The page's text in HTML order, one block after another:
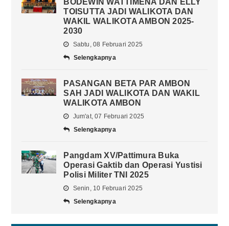
TOISUTTA JADI WALIKOTA DAN
WAKIL WALIKOTA AMBON 2025-
2030
Sabtu, 08 Februari 2025
Selengkapnya
PASANGAN BETA PAR AMBON
SAH JADI WALIKOTA DAN WAKIL
WALIKOTA AMBON
Jum'at, 07 Februari 2025
Selengkapnya
Pangdam XV/Pattimura Buka
Operasi Gaktib dan Operasi Yustisi
Polisi Militer TNI 2025
Senin, 10 Februari 2025
Selengkapnya